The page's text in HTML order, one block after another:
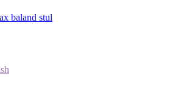
baland stul